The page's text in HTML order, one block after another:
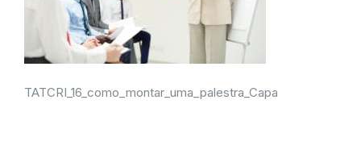
TATCRI_16_como_montar_uma_palestra_Capa